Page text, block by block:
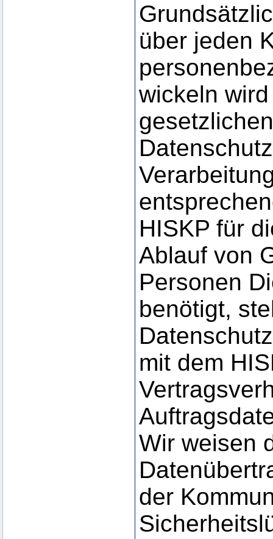
über jeden
wickeln
HISKP für
Ablauf von
Personen
benötigt,
mit dem
Wir weisen
der